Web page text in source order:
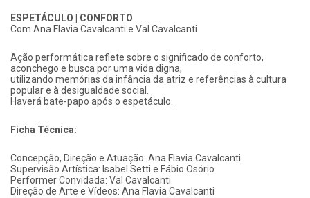
ESPETÁCULO | CONFORTO
Com Ana Flavia Cavalcanti e Val Cavalcanti
Ação performática reflete sobre o significado de conforto,
aconchego e busca por uma vida digna,
utilizando memórias da infância da atriz e referências à cultura
popular e à desigualdade social.
Haverá bate-papo após o espetáculo.
Ficha Técnica:
Concepção, Direção e Atuação: Ana Flavia Cavalcanti
Supervisão Artística: Isabel Setti e Fábio Osório
Performer Convidada: Val Cavalcanti
Direção de Arte e Vídeos: Ana Flavia Cavalcanti